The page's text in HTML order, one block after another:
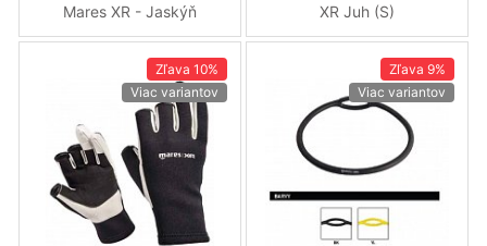
Mares XR - Jaskýň
Smerovky Biela
XR Juh (S)
Zľava 10%
Viac variantov
Zľava 9%
Viac variantov